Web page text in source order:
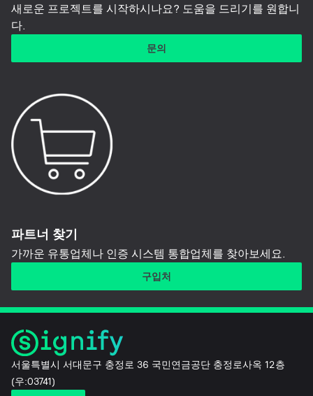
새로운 프로젝트를 시작하시나요? 도움을 드리기를 원합니
다.
문의
파트너 찾기
가까운 유통업체나 인증 시스템 통합업체를 찾아보세요.
구입처
서울특별시 서대문구 충정로 36 국민연금공단 충정로사옥 12층
(우:03741)